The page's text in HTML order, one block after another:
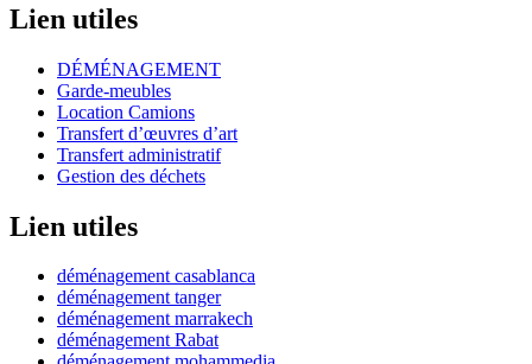
Lien utiles
DÉMÉNAGEMENT
Garde-meubles
Location Camions
Transfert d’œuvres d’art
Transfert administratif
Gestion des déchets
Lien utiles
déménagement casablanca
déménagement tanger
déménagement marrakech
déménagement Rabat